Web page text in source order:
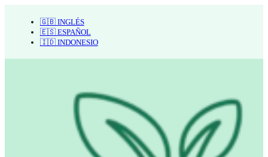
🇬🇧 INGLÉS
🇪🇸 ESPAÑOL
🇮🇩 INDONESIO